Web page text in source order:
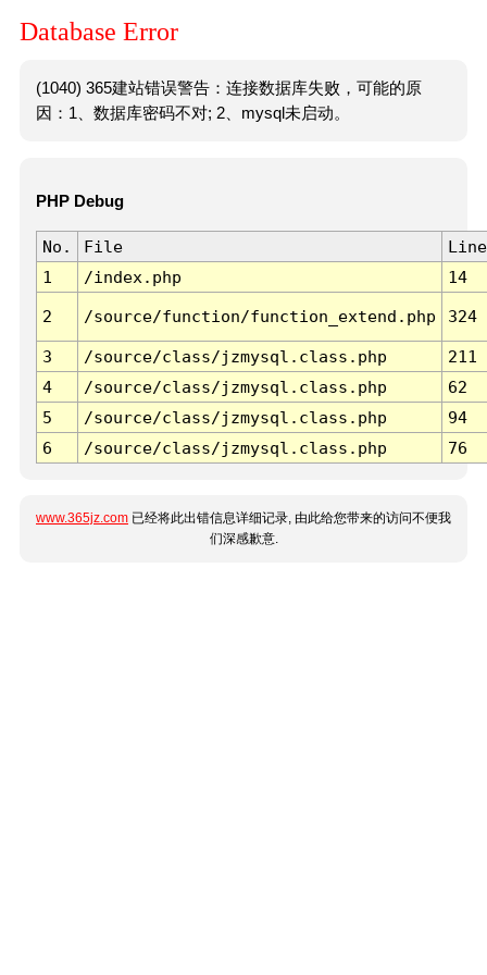
Database Error
(1040) 365建站错误警告：连接数据库失败，可能的原
因：1、数据库密码不对; 2、mysql未启动。
PHP Debug
No. File
Line
1
/index.php 14
2 /source/function/function_extend.php 324
3 /source/class/jzmysql.class.php
211
4
/source/class/jzmysql.class.php
62
5
/source/class/jzmysql.class.php
94
6
/source/class/jzmysql.class.php 76
www.365jz.com 已经将此出错信息详细记录, 由此给您带来的访问不便我
们深感歉意.